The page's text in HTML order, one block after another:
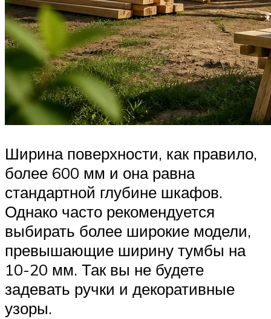
Ширина поверхности, как правило,
более 600 мм и она равна
стандартной глубине шкафов.
Однако часто рекомендуется
выбирать более широкие модели,
превышающие ширину тумбы на
10-20 мм. Так вы не будете
задевать ручки и декоративные
узоры.